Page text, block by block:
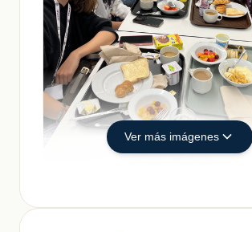
Ver más imágenes